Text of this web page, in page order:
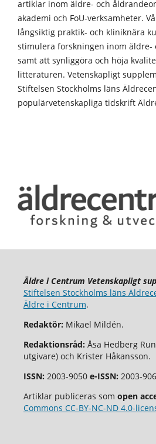
artiklar inom äldre- och
akademi och FoU-verksamheter.
långsiktig praktik- och kliniknära
stimulera forskningen inom äldre-
samt att synliggöra och höja
litteraturen. Vetenskapligt
Stiftelsen Stockholms läns
populärvetenskapliga tidskrift
Äldre i Centrum Vetenskapligt
Stiftelsen Stockholms läns
Äldre i Centrum.
Redaktör: Mikael Mildén.
Redaktionsråd: Åsa Hedberg
utgivare) och Krister Håkansson.
ISSN: 2003-9050 e-ISSN: 2003-
Artiklar publiceras som open
Commons CC-BY-NC-ND 4.0-